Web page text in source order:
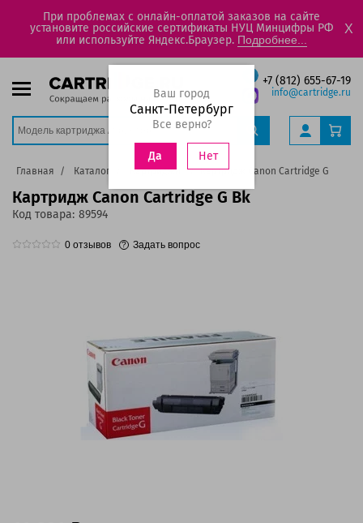
При проблемах с онлайн-оплатой заказов на сайте
установите российские сертификаты НУЦ Минцифры РФ
или используйте Яндекс.Браузер. Подробнее...
X
+7 (812) 655-67-19
info@cartridge.ru
Ваш город
Санкт-Петербург
Все верно?
Да Нет
Главная Каталог Картриджи Картридж Canon Cartridge G Bk
Картридж Canon Cartridge G Bk
Код товара: 89594
0 отзывов Задать вопрос